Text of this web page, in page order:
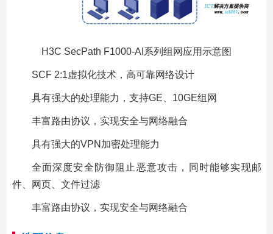
H3C SecPath F1000-AI系列组网应用示意图
SCF 2:1虚拟化技术，高可靠网络设计
具有强大的处理能力，支持GE、10GE组网
丰富路由协议，实现安全与网络融合
具有强大的VPN加密处理能力
全面深度安全防御阻止恶意攻击，同时能够实现邮
件、网页、文件过滤
丰富路由协议，实现安全与网络融合